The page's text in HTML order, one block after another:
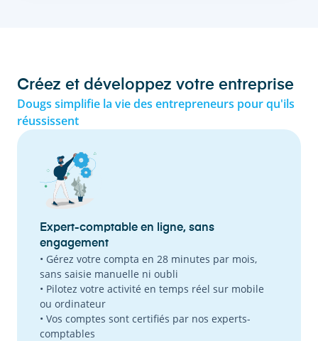
Créez et développez votre entreprise
Dougs simplifie la vie des entrepreneurs pour qu'ils
réussissent
Expert-comptable en ligne, sans
engagement
• Gérez votre compta en 28 minutes par mois,
sans saisie manuelle ni oubli
• Pilotez votre activité en temps réel sur mobile
ou ordinateur
• Vos comptes sont certifiés par nos experts-
comptables